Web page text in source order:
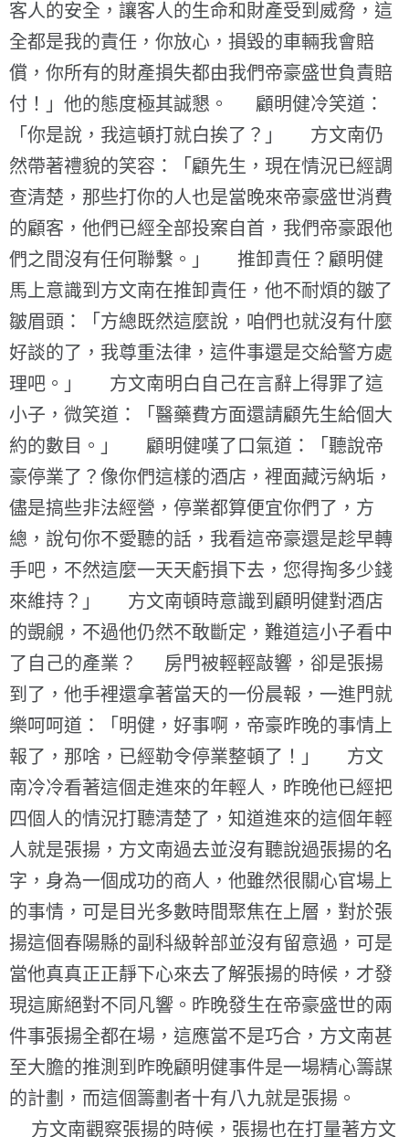
客人的安全，讓客人的生命和財產受到威脅，這
全都是我的責任，你放心，損毀的車輛我會賠
償，你所有的財產損失都由我們帝豪盛世負責賠
付！」他的態度極其誠懇。 顧明健冷笑道：
「你是說，我這頓打就白挨了？」 方文南仍
然帶著禮貌的笑容：「顧先生，現在情況已經調
查清楚，那些打你的人也是當晚來帝豪盛世消費
的顧客，他們已經全部投案自首，我們帝豪跟他
們之間沒有任何聯繫。」 推卸責任？顧明健
馬上意識到方文南在推卸責任，他不耐煩的皺了
皺眉頭：「方總既然這麼說，咱們也就沒有什麼
好談的了，我尊重法律，這件事還是交給警方處
理吧。」 方文南明白自己在言辭上得罪了這
小子，微笑道：「醫藥費方面還請顧先生給個大
約的數目。」 顧明健嘆了口氣道：「聽說帝
豪停業了？像你們這樣的酒店，裡面藏污納垢，
儘是搞些非法經營，停業都算便宜你們了，方
總，說句你不愛聽的話，我看這帝豪還是趁早轉
手吧，不然這麼一天天虧損下去，您得掏多少錢
來維持？」 方文南頓時意識到顧明健對酒店
的覬覦，不過他仍然不敢斷定，難道這小子看中
了自己的產業？ 房門被輕輕敲響，卻是張揚
到了，他手裡還拿著當天的一份晨報，一進門就
樂呵呵道：「明健，好事啊，帝豪昨晚的事情上
報了，那啥，已經勒令停業整頓了！」 方文
南冷冷看著這個走進來的年輕人，昨晚他已經把
四個人的情況打聽清楚了，知道進來的這個年輕
人就是張揚，方文南過去並沒有聽說過張揚的名
字，身為一個成功的商人，他雖然很關心官場上
的事情，可是目光多數時間聚焦在上層，對於張
揚這個春陽縣的副科級幹部並沒有留意過，可是
當他真真正正靜下心來去了解張揚的時候，才發
現這廝絕對不同凡響。昨晚發生在帝豪盛世的兩
件事張揚全都在場，這應當不是巧合，方文南甚
至大膽的推測到昨晚顧明健事件是一場精心籌謀
的計劃，而這個籌劃者十有八九就是張揚。
方文南觀察張揚的時候，張揚也在打量著方文